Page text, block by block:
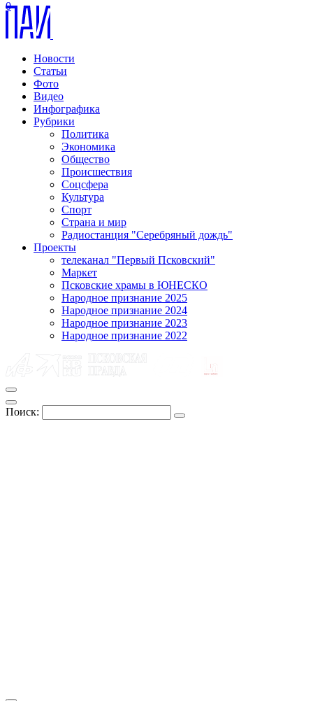
Новости
Статьи
Фото
Видео
Инфографика
Рубрики
Политика
Экономика
Общество
Происшествия
Соцсфера
Культура
Спорт
Страна и мир
Радиостанция "Серебряный дождь"
Проекты
телеканал "Первый Псковский"
Маркет
Псковские храмы в ЮНЕСКО
Народное признание 2025
Народное признание 2024
Народное признание 2023
Народное признание 2022
Поиск:
0